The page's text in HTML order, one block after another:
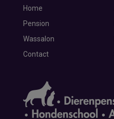
Home
Pension
Wassalon
Contact